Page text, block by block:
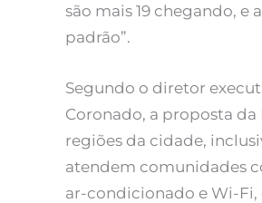
são mais 19 chegando, e
padrão”.
Segundo o diretor
Coronado, a proposta
regiões da cidade,
atendem comunidades
ar-condicionado e Wi-